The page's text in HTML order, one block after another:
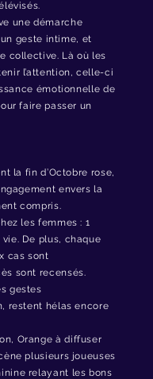
une démarche
geste intime, et
collective. Là où les
l’attention, celle-ci
émotionnelle de
faire passer un
la fin d’Octobre rose,
envers la
compris.
les femmes : 1
De plus, chaque
cas sont
sont recensés.
gestes
restent hélas encore
Orange à diffuser
plusieurs joueuses
relayant les bons